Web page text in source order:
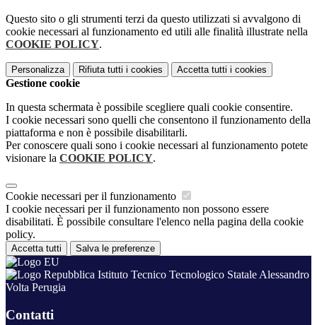
Questo sito o gli strumenti terzi da questo utilizzati si avvalgono di
cookie necessari al funzionamento ed utili alle finalità illustrate nella
COOKIE POLICY.
Personalizza Rifiuta tutti i cookies Accetta tutti i cookies
Gestione cookie
In questa schermata è possibile scegliere quali cookie consentire.
I cookie necessari sono quelli che consentono il funzionamento della
piattaforma e non è possibile disabilitarli.
Per conoscere quali sono i cookie necessari al funzionamento potete
visionare la COOKIE POLICY.
Cookie necessari per il funzionamento
I cookie necessari per il funzionamento non possono essere
disabilitati. È possibile consultare l'elenco nella pagina della cookie
policy.
Accetta tutti Salva le preferenze
Istituto Tecnico Tecnologico Statale Alessandro
Volta Perugia
Contatti